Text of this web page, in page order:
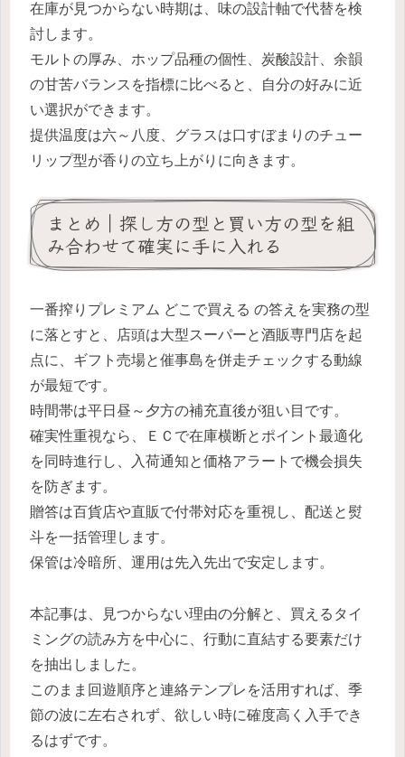
在庫が見つからない時期は、味の設計軸で代替を検
討します。
モルトの厚み、ホップ品種の個性、炭酸設計、余韻
の甘苦バランスを指標に比べると、自分の好みに近
い選択ができます。
提供温度は六～八度、グラスは口すぼまりのチュー
リップ型が香りの立ち上がりに向きます。
まとめ｜探し方の型と買い方の型を組
み合わせて確実に手に入れる
一番搾りプレミアム どこで買える の答えを実務の型
に落とすと、店頭は大型スーパーと酒販専門店を起
点に、ギフト売場と催事島を併走チェックする動線
が最短です。
時間帯は平日昼～夕方の補充直後が狙い目です。
確実性重視なら、ＥＣで在庫横断とポイント最適化
を同時進行し、入荷通知と価格アラートで機会損失
を防ぎます。
贈答は百貨店や直販で付帯対応を重視し、配送と熨
斗を一括管理します。
保管は冷暗所、運用は先入先出で安定します。
本記事は、見つからない理由の分解と、買えるタイ
ミングの読み方を中心に、行動に直結する要素だけ
を抽出しました。
このまま回遊順序と連絡テンプレを活用すれば、季
節の波に左右されず、欲しい時に確度高く入手でき
るはずです。